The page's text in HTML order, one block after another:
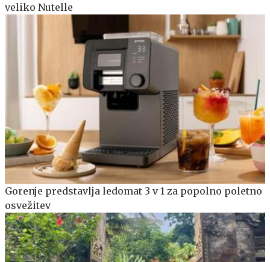
veliko Nutelle
Gorenje predstavlja ledomat 3 v 1 za popolno poletno
osvežitev